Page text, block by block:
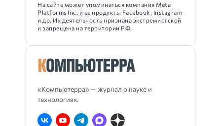
«Компьютерра» — журнал о науке и
технологиях.
На сайте может упоминаться компания Meta
Platforms Inc. и ее продукты Facebook, Instagram
и др. Их деятельность признана экстремистской
и запрещена на территории РФ.